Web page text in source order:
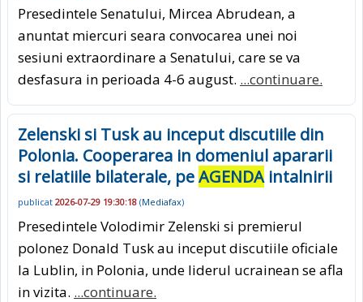
Presedintele Senatului, Mircea Abrudean, a
anuntat miercuri seara convocarea unei noi
sesiuni extraordinare a Senatului, care se va
desfasura in perioada 4-6 august. ...continuare.
Zelenski si Tusk au inceput discutiile din
Polonia. Cooperarea in domeniul apararii
si relatiile bilaterale, peAGENDAintalnirii
publicat 2026-07-29 19:30:18 (Mediafax)
Presedintele Volodimir Zelenski si premierul
polonez Donald Tusk au inceput discutiile oficiale
la Lublin, in Polonia, unde liderul ucrainean se afla
in vizita. ...continuare.